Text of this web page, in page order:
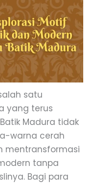
satu
yang terus
Madura tidak
warna cerah
mentransformasi
tanpa
Bagi para